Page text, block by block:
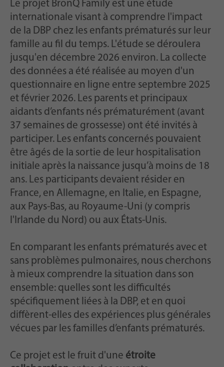
Le projet BronQ Family est une étude
internationale visant à comprendre l'impact
de la DBP chez les enfants prématurés sur leur
famille au fil du temps. L'étude se déroulera
jusqu'en décembre 2026 environ. La collecte
des données a été réalisée au moyen d'un
questionnaire en ligne entre septembre 2025
et février 2026. Les parents et principaux
aidants d’enfants nés prématurément (avant
37 semaines de grossesse) ont été invités à
participer. Les enfants concernés pouvaient
être âgés de la sortie de leur hospitalisation
initiale après la naissance jusqu’à moins de 18
ans. Les participants devaient résider en
France, en Allemagne, en Italie, en Espagne,
aux Pays-Bas, au Royaume-Uni (y compris
l'Irlande du Nord) ou aux États-Unis.
En comparant les enfants prématurés avec et
sans problèmes pulmonaires, nous cherchons
à mieux comprendre la situation dans son
ensemble: quelles sont les difficultés
spécifiquement liées à la DBP, et en quoi
diffèrent-elles des expériences plus générales
vécues par les familles d’enfants prématurés.
Ce projet est le fruit d'une étroite